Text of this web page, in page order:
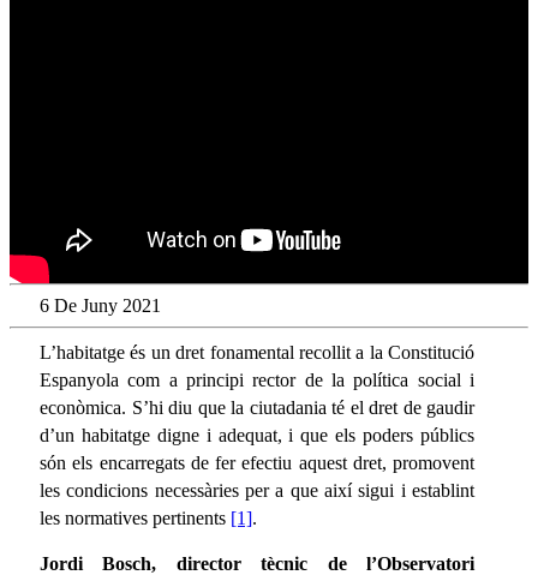
6 De Juny 2021
L’habitatge és un dret fonamental recollit a la Constitució
Espanyola com a principi rector de la política social i
econòmica. S’hi diu que la ciutadania té el dret de gaudir
d’un habitatge digne i adequat, i que els poders públics
són els encarregats de fer efectiu aquest dret, promovent
les condicions necessàries per a que així sigui i establint
les normatives pertinents [1].
Jordi Bosch, director tècnic de l’Observatori